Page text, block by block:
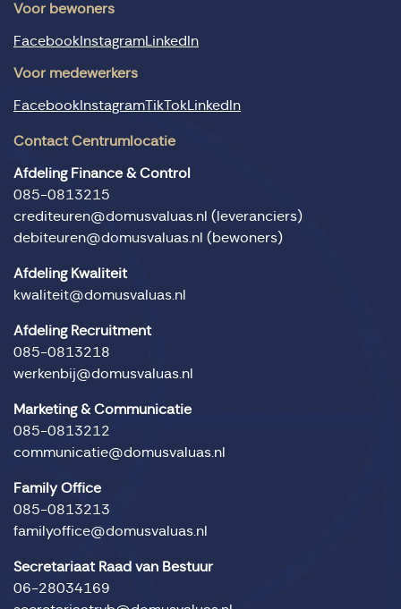
Voor bewoners
FacebookInstagramLinkedIn
Voor medewerkers
FacebookInstagramTikTokLinkedIn
Contact Centrumlocatie
Afdeling Finance & Control
085-0813215
crediteuren@domusvaluas.nl (leveranciers)
debiteuren@domusvaluas.nl (bewoners)
Afdeling Kwaliteit
kwaliteit@domusvaluas.nl
Afdeling Recruitment
085-0813218
werkenbij@domusvaluas.nl
Marketing & Communicatie
085-0813212
communicatie@domusvaluas.nl
Family Office
085-0813213
familyoffice@domusvaluas.nl
Secretariaat Raad van Bestuur
06-28034169